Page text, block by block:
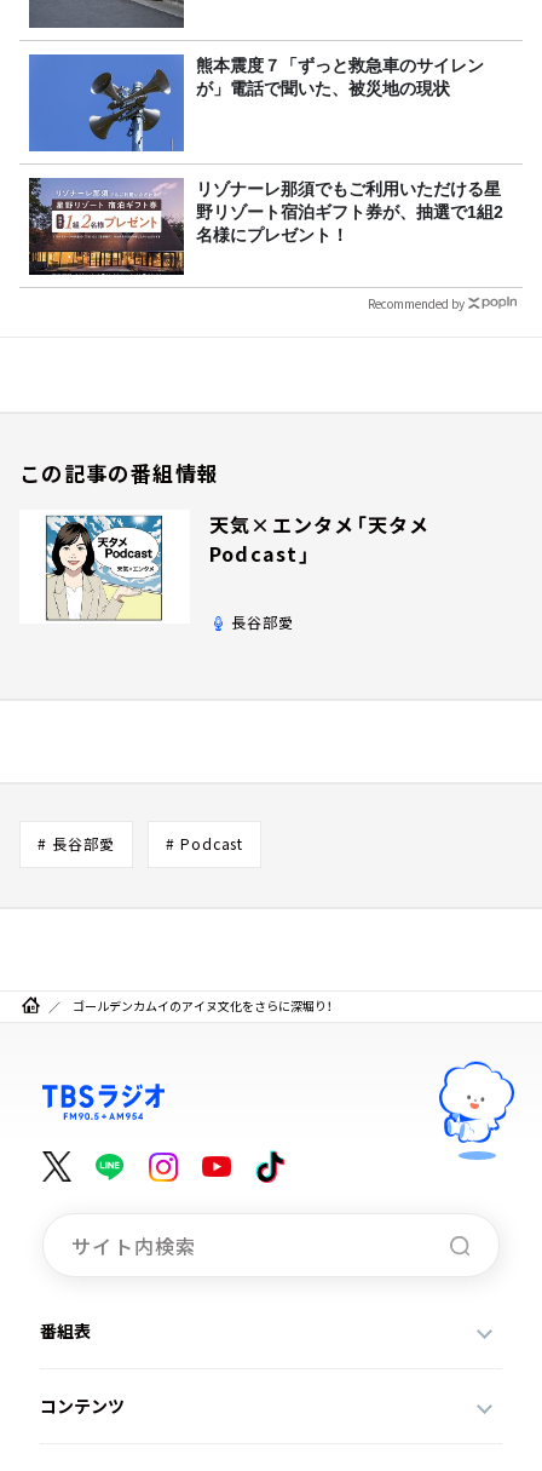
熊本震度７「ずっと救急車のサイレン
が」電話で聞いた、被災地の現状
リゾナーレ那須でもご利用いただける星
野リゾート宿泊ギフト券が、抽選で1組2
名様にプレゼント！
Recommended by
この記事の番組情報
天気×エンタメ「天タメ
Podcast」
長谷部愛
# 長谷部愛 # Podcast
ゴールデンカムイのアイヌ文化をさらに深堀り！
番組表
コンテンツ